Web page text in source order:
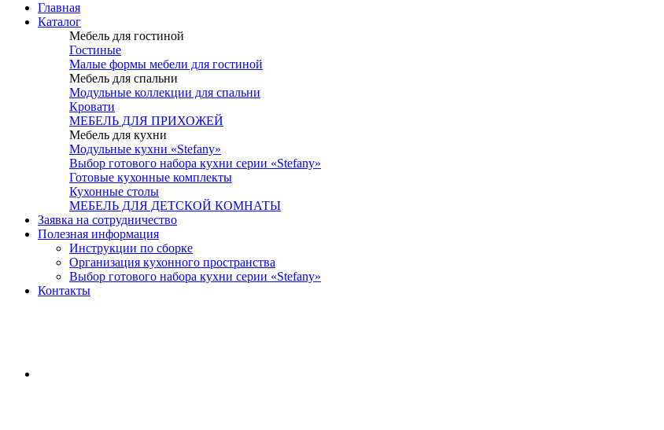
Главная
Каталог
Мебель для гостиной
Гостиные
Малые формы мебели для гостиной
Мебель для спальни
Модульные коллекции для спальни
Кровати
МЕБЕЛЬ ДЛЯ ПРИХОЖЕЙ
Мебель для кухни
Модульные кухни «Stefany»
Выбор готового набора кухни серии «Stefany»
Готовые кухонные комплекты
Кухонные столы
МЕБЕЛЬ ДЛЯ ДЕТСКОЙ КОМНАТЫ
Заявка на сотрудничество
Полезная информация
Инструкции по сборке
Организация кухонного пространства
Выбор готового набора кухни серии «Stefany»
Контакты